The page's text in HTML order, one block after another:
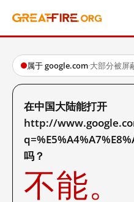
属于 google.com·大部分被屏
在中国大陆能打开
http://
吗？
不能。